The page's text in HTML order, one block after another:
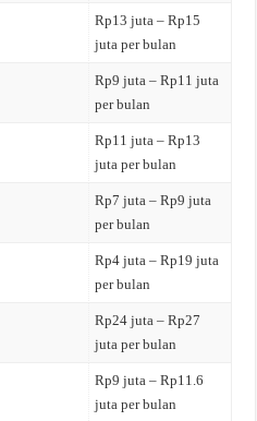
Rp13 juta – Rp15
juta per bulan
Rp9 juta – Rp11 juta
per bulan
Rp11 juta – Rp13
juta per bulan
Rp7 juta – Rp9 juta
per bulan
Rp4 juta – Rp19 juta
per bulan
Rp24 juta – Rp27
juta per bulan
Rp9 juta – Rp11.6
juta per bulan